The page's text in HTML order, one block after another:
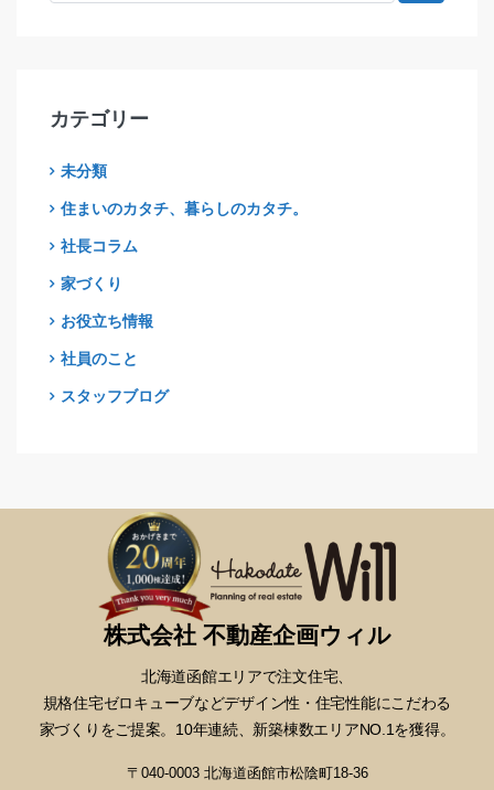
カテゴリー
未分類
住まいのカタチ、暮らしのカタチ。
社長コラム
家づくり
お役立ち情報
社員のこと
スタッフブログ
株式会社 不動産企画ウィル
北海道函館エリアで注文住宅、
規格住宅ゼロキューブなどデザイン性・ 住宅性能にこだわる
家づくりをご提案。10年連続、新築棟数エリアNO.1を獲得。
〒040-0003 北海道函館市松陰町18-36